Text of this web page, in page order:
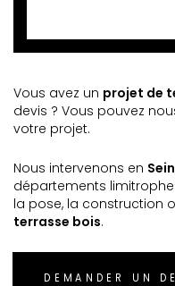
Vous avez un projet de
devis ? Vous pouvez
votre projet.
Nous intervenons en
départements
la pose, la construction
terrasse bois.
DEMANDER UN